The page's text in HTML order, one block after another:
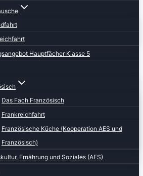
Hauptfächer Klasse 5
Das Fach Französisch
Frankreichfahrt
Französische Küche (Kooperation AES und
Französisch)
Ernährung und Soziales (AES)